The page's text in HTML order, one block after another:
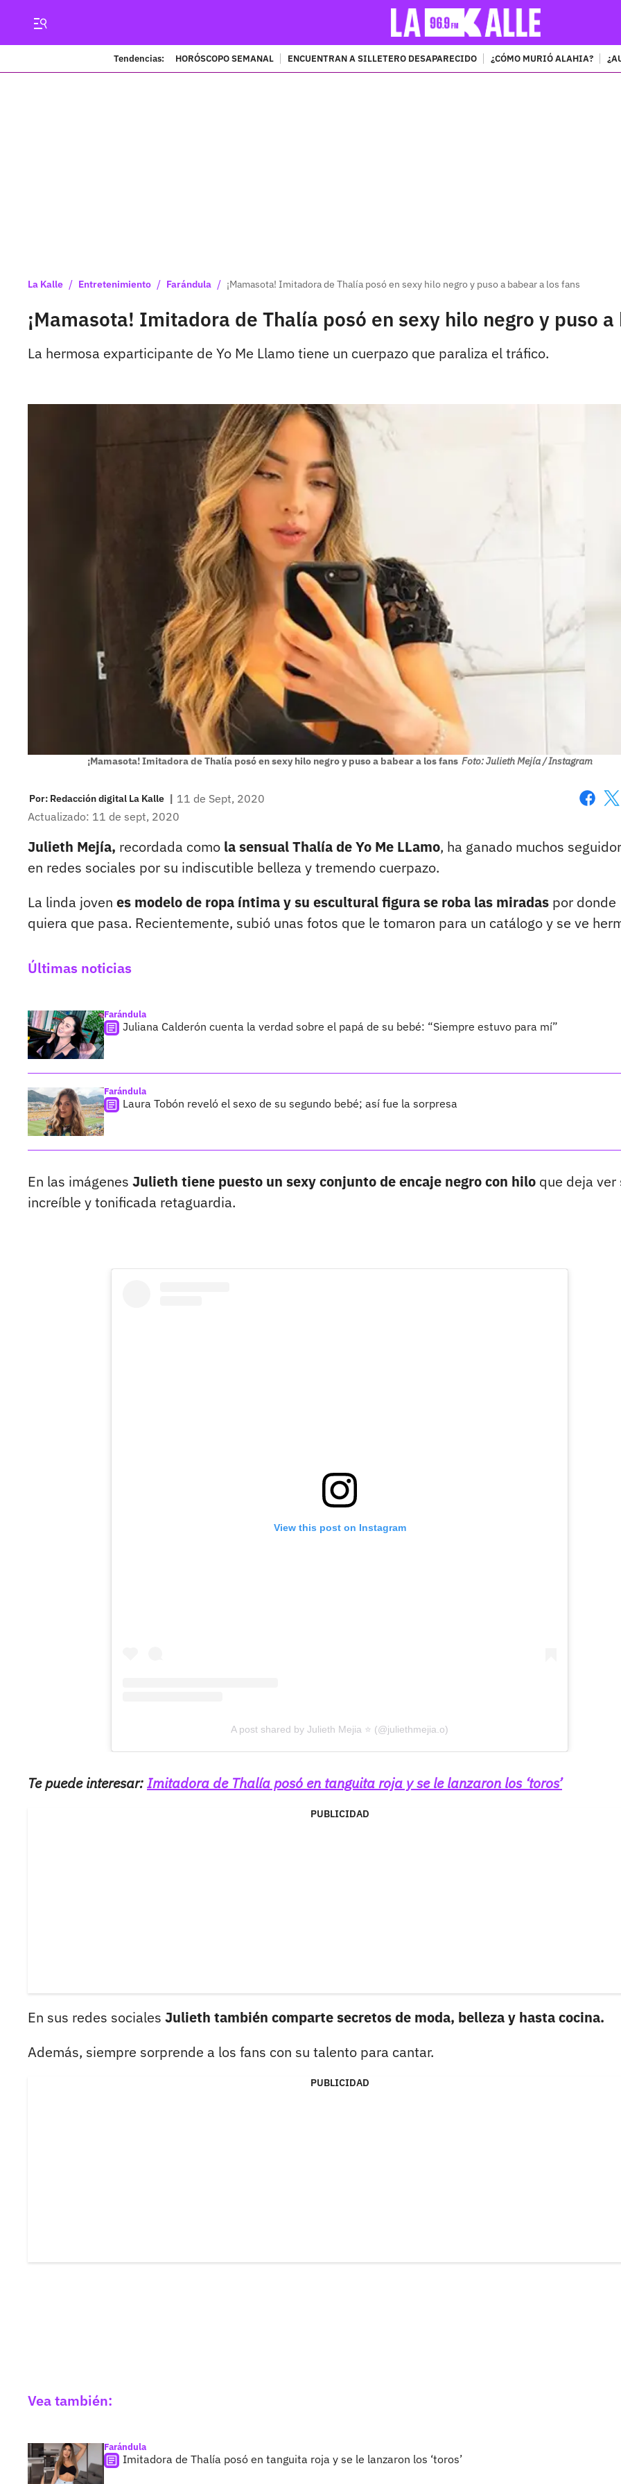
Tendencias: HORÓSCOPO SEMANAL ENCUENTRAN A SILLETERO DESAPARECIDO ¿CÓMO MURIÓ ALAHIA?
La Kalle / Entretenimiento / Farándula / ¡Mamasota! Imitadora de Thalía posó en sexy hilo negro y puso a babear a los fans
¡Mamasota! Imitadora de Thalía posó en sexy hilo negro y puso
La hermosa exparticipante de Yo Me Llamo tiene un cuerpazo que paraliza el tráfico.
¡Mamasota! Imitadora de Thalía posó en sexy hilo negro y puso a babear a los fans Foto: Julieth Mejía / Instagram
Por: Redacción digital La Kalle | 11 de Sept, 2020
Actualizado: 11 de sept, 2020
Julieth Mejía, recordada como la sensual Thalía de Yo Me LLamo, ha ganado muchos
en redes sociales por su indiscutible belleza y tremendo cuerpazo.
La linda joven es modelo de ropa íntima y su escultural figura se roba las miradas por donde
quiera que pasa. Recientemente, subió unas fotos que le tomaron para un catálogo y se ve
Últimas noticias
Farándula
Juliana Calderón cuenta la verdad sobre el papá de su bebé: “Siempre estuvo para mí”
Farándula
Laura Tobón reveló el sexo de su segundo bebé; así fue la sorpresa
En las imágenes Julieth tiene puesto un sexy conjunto de encaje negro con hilo que deja ver
increíble y tonificada retaguardia.
View this post on Instagram
A post shared by Julieth Mejia ⭐️ (@juliethmejia.o)
Te puede interesar:Imitadora de Thalía posó en tanguita roja y se le lanzaron los ‘toros’
PUBLICIDAD
En sus redes sociales Julieth también comparte secretos de moda, belleza y hasta cocina.
Además, siempre sorprende a los fans con su talento para cantar.
PUBLICIDAD
Vea también:
Farándula
Imitadora de Thalía posó en tanguita roja y se le lanzaron los ‘toros’